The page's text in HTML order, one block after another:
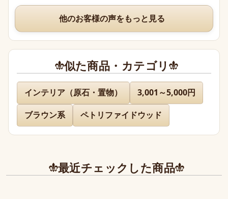
いつも、丁寧な梱包や手書きのメッセージ、そして素敵な
オマケまでありがとうございますm(*_ _)m
名無し 様
先日通販を利用させて頂きましたが迅速に対応、お送り下
他のお客様の声をもっと見る
似た商品・カテゴリ
インテリア（原石・置物）
3,001～5,000円
ブラウン系
ペトリファイドウッド
最近チェックした商品